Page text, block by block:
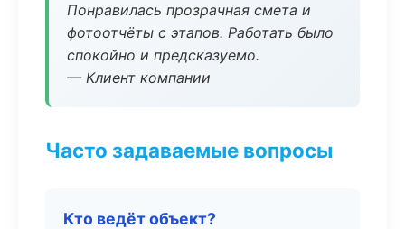
Понравилась прозрачная смета и
фотоотчёты с этапов. Работать было
спокойно и предсказуемо.
— Клиент компании
Часто задаваемые вопросы
Кто ведёт объект?